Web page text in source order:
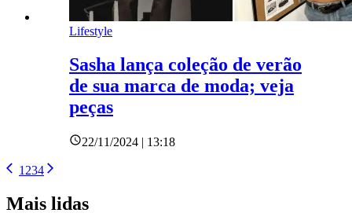
Lifestyle
Sasha lança coleção de verão
de sua marca de moda; veja
peças
22/11/2024 | 13:18
1 234
Mais lidas